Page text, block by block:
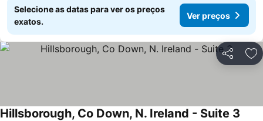
Selecione as datas para ver os preços
exatos.
Ver preços
Partilhar
Hillsborough, Co Down, N. Ireland - Suite 3